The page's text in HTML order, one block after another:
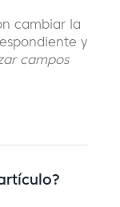
cambiar la
y
campos